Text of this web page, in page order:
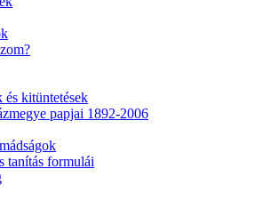
és kitüntetések
papjai 1892-2006
tanítás formulái